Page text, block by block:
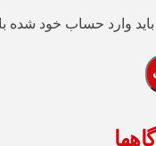
وارد حساب خود شده